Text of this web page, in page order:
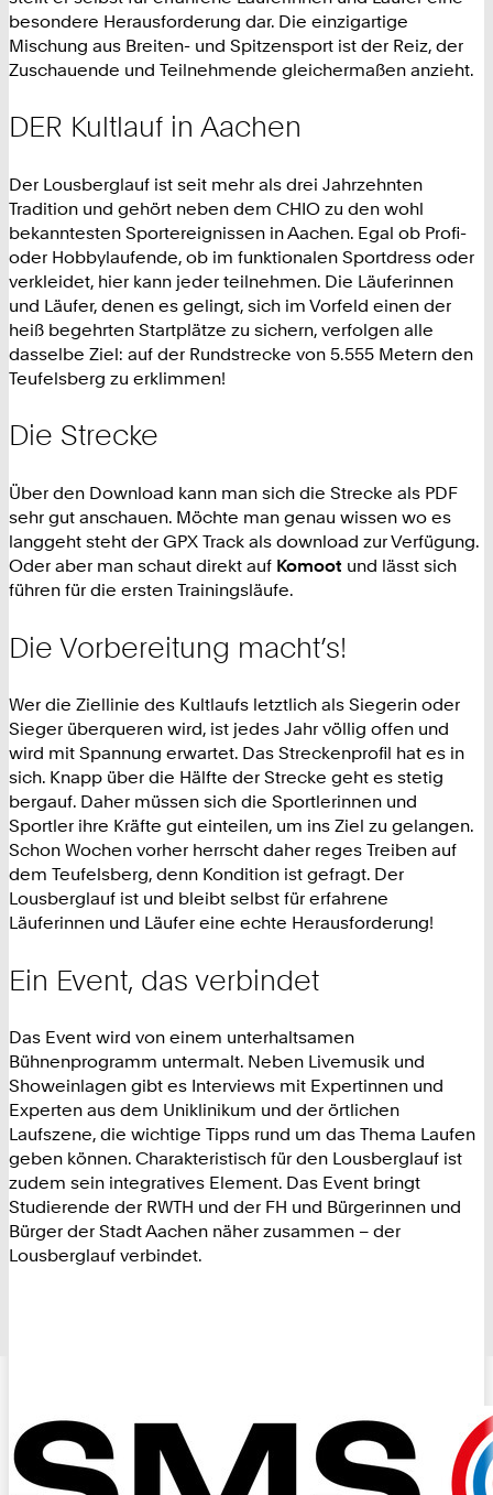
besondere Herausforderung dar. Die einzigartige
Mischung aus Breiten- und Spitzensport ist der Reiz, der
Zuschauende und Teilnehmende gleichermaßen anzieht.
DER Kultlauf in Aachen
Der Lousberglauf ist seit mehr als drei Jahrzehnten
Tradition und gehört neben dem CHIO zu den wohl
bekanntesten Sportereignissen in Aachen. Egal ob Profi-
oder Hobbylaufende, ob im funktionalen Sportdress oder
verkleidet, hier kann jeder teilnehmen. Die Läuferinnen
und Läufer, denen es gelingt, sich im Vorfeld einen der
heiß begehrten Startplätze zu sichern, verfolgen alle
dasselbe Ziel: auf der Rundstrecke von 5.555 Metern den
Teufelsberg zu erklimmen!
Die Strecke
Über den Download kann man sich die Strecke als PDF
sehr gut anschauen. Möchte man genau wissen wo es
langgeht steht der GPX Track als download zur Verfügung.
Oder aber man schaut direkt auf Komoot und lässt sich
führen für die ersten Trainingsläufe.
Die Vorbereitung macht’s!
Wer die Ziellinie des Kultlaufs letztlich als Siegerin oder
Sieger überqueren wird, ist jedes Jahr völlig offen und
wird mit Spannung erwartet. Das Streckenprofil hat es in
sich. Knapp über die Hälfte der Strecke geht es stetig
bergauf. Daher müssen sich die Sportlerinnen und
Sportler ihre Kräfte gut einteilen, um ins Ziel zu gelangen.
Schon Wochen vorher herrscht daher reges Treiben auf
dem Teufelsberg, denn Kondition ist gefragt. Der
Lousberglauf ist und bleibt selbst für erfahrene
Läuferinnen und Läufer eine echte Herausforderung!
Ein Event, das verbindet
Das Event wird von einem unterhaltsamen
Bühnenprogramm untermalt. Neben Livemusik und
Showeinlagen gibt es Interviews mit Expertinnen und
Experten aus dem Uniklinikum und der örtlichen
Laufszene, die wichtige Tipps rund um das Thema Laufen
geben können. Charakteristisch für den Lousberglauf ist
zudem sein integratives Element. Das Event bringt
Studierende der RWTH und der FH und Bürgerinnen und
Bürger der Stadt Aachen näher zusammen – der
Lousberglauf verbindet.